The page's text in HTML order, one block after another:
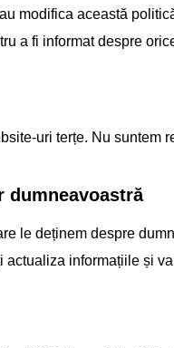
modifica această
a fi informat despre
uri terțe. Nu
dumneavoastră
le deținem despre
informațiile și